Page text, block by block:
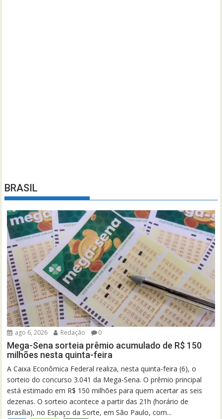
BRASIL
ago 6, 2026 Redação 0
Mega-Sena sorteia prêmio acumulado de R$ 150
milhões nesta quinta-feira
A Caixa Econômica Federal realiza, nesta quinta-feira (6), o
sorteio do concurso 3.041 da Mega-Sena. O prêmio principal
está estimado em R$ 150 milhões para quem acertar as seis
dezenas. O sorteio acontece a partir das 21h (horário de
Brasília), no Espaço da Sorte, em São Paulo, com...